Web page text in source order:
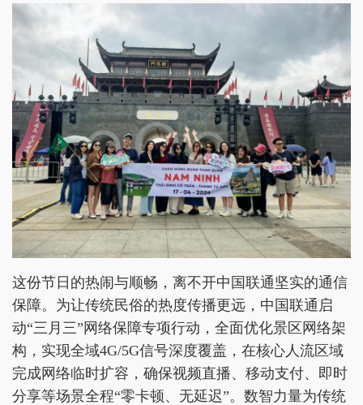
这份节日的热闹与顺畅，离不开中国联通坚实的通信
保障。为让传统民俗的热度传播更远，中国联通启
动“三月三”网络保障专项行动，全面优化景区网络架
构，实现全域4G/5G信号深度覆盖，在核心人流区域
完成网络临时扩容，确保视频直播、移动支付、即时
分享等场景全程“零卡顿、无延迟”。数智力量为传统